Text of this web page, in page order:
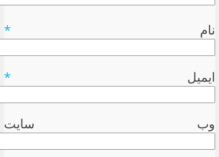
نام *
ایمیل *
وب سایت